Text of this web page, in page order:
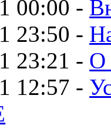
00:00 -
23:50 -
23:21 - О
12:57 -